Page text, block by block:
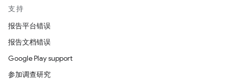
支持
报告平台错误
报告文档错误
Google Play support
参加调查研究